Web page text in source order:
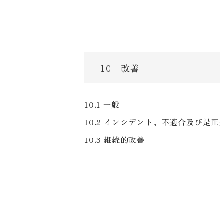
10 改善
10.1 一般
10.2 インシデント、不適合及び是
10.3 継続的改善